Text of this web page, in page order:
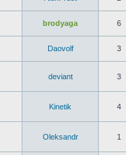
brodyaga 6
Daovolf 3
deviant 3
Kinetik 4
Oleksandr 1